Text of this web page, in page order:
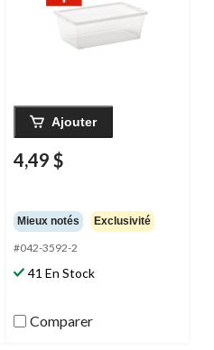
Ajouter
4,49 $
Mieux notés Exclusivité
#042-3592-2
41 En Stock
Comparer